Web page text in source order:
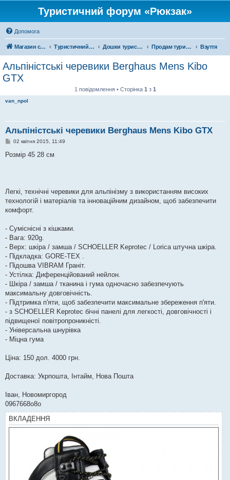
Туристичний форум «Рюкзак»
Допомога
Магазин спорядження Туристичний форум «Рюкзак» Дошки туристичних оголошень Продам туристичне спорядження Взуття
Альпіністські черевики Berghaus Mens Kibo
GTX
1 повідомлення • Сторінка 1 з 1
van_npol
Альпіністські черевики Berghaus Mens Kibo GTX
П
в
е
н
я
02 квітня 2015, 11:49
Розмір 45 28 см
Легкі, технічні черевики для альпінізму з використанням високих
технологій і матеріалів та інноваційним дизайном, щоб забезпечити
комфорт.
- Суміснісні з кішками.
- Вага: 920g.
- Верх: шкіра / замша / SCHOELLER Keprotec / Lorica штучна шкіра.
- Підкладка: GORE-TEX .
- Підошва VIBRAM Граніт.
- Устілка: Диференційований нейлон.
- Шкіра / замша / тканина і гума одночасно забезпечують
максимальну довговічність.
- Підтримка п'яти, щоб забезпечити максимальне збереження п'яти.
- з SCHOELLER Keprotec бічні панелі для легкості, довговічності і
підвищеної повітропроникністі.
- Універсальна шнурівка
- Міцна гума
Ціна: 150 дол. 4000 грн.
Доставка: Укрпошта, Інтайм, Нова Пошта
Іван, Новомиргород
0967668о8о
ВКЛАДЕННЯ